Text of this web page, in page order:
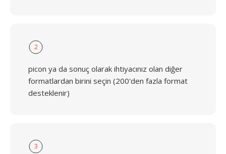
2
picon ya da sonuç olarak ihtiyacınız olan diğer
formatlardan birini seçin (200'den fazla format
desteklenir)
3